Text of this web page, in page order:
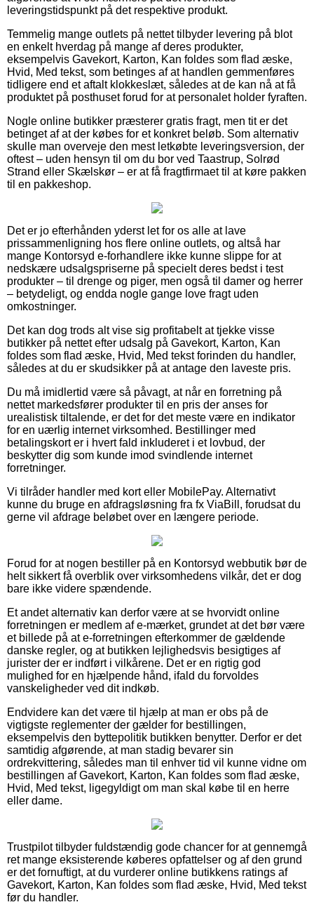
leveringstidspunkt på det respektive produkt.
Temmelig mange outlets på nettet tilbyder levering på blot
en enkelt hverdag på mange af deres produkter,
eksempelvis Gavekort, Karton, Kan foldes som flad æske,
Hvid, Med tekst, som betinges af at handlen gemmenføres
tidligere end et aftalt klokkeslæt, således at de kan nå at få
produktet på posthuset forud for at personalet holder fyraften.
Nogle online butikker præsterer gratis fragt, men tit er det
betinget af at der købes for et konkret beløb. Som alternativ
skulle man overveje den mest letkøbte leveringsversion, der
oftest – uden hensyn til om du bor ved Taastrup, Solrød
Strand eller Skælskør – er at få fragtfirmaet til at køre pakken
til en pakkeshop.
Det er jo efterhånden yderst let for os alle at lave
prissammenligning hos flere online outlets, og altså har
mange Kontorsyd e-forhandlere ikke kunne slippe for at
nedskære udsalgspriserne på specielt deres bedst i test
produkter – til drenge og piger, men også til damer og herrer
– betydeligt, og endda nogle gange love fragt uden
omkostninger.
Det kan dog trods alt vise sig profitabelt at tjekke visse
butikker på nettet efter udsalg på Gavekort, Karton, Kan
foldes som flad æske, Hvid, Med tekst forinden du handler,
således at du er skudsikker på at antage den laveste pris.
Du må imidlertid være så påvagt, at når en forretning på
nettet markedsfører produkter til en pris der anses for
urealistisk tiltalende, er det for det meste være en indikator
for en uærlig internet virksomhed. Bestillinger med
betalingskort er i hvert fald inkluderet i et lovbud, der
beskytter dig som kunde imod svindlende internet
forretninger.
Vi tilråder handler med kort eller MobilePay. Alternativt
kunne du bruge en afdragsløsning fra fx ViaBill, forudsat du
gerne vil afdrage beløbet over en længere periode.
Forud for at nogen bestiller på en Kontorsyd webbutik bør de
helt sikkert få overblik over virksomhedens vilkår, det er dog
bare ikke videre spændende.
Et andet alternativ kan derfor være at se hvorvidt online
forretningen er medlem af e-mærket, grundet at det bør være
et billede på at e-forretningen efterkommer de gældende
danske regler, og at butikken lejlighedsvis besigtiges af
jurister der er indført i vilkårene. Det er en rigtig god
mulighed for en hjælpende hånd, ifald du forvoldes
vanskeligheder ved dit indkøb.
Endvidere kan det være til hjælp at man er obs på de
vigtigste reglementer der gælder for bestillingen,
eksempelvis den byttepolitik butikken benytter. Derfor er det
samtidig afgørende, at man stadig bevarer sin
ordrekvittering, således man til enhver tid vil kunne vidne om
bestillingen af Gavekort, Karton, Kan foldes som flad æske,
Hvid, Med tekst, ligegyldigt om man skal købe til en herre
eller dame.
Trustpilot tilbyder fuldstændig gode chancer for at gennemgå
ret mange eksisterende køberes opfattelser og af den grund
er det fornuftigt, at du vurderer online butikkens ratings af
Gavekort, Karton, Kan foldes som flad æske, Hvid, Med tekst
før du handler.